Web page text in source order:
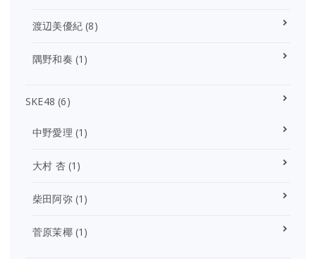
渡辺美優紀 (8)
隅野和奏 (1)
SKE48 (6)
中野愛理 (1)
大村 杏(1)
柴田阿弥(1)
菅原茉椰(1)